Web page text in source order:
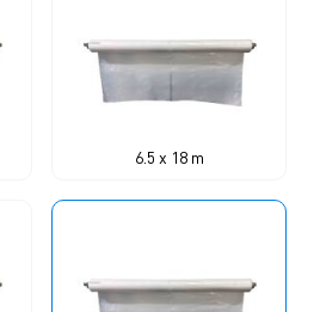
6.5 x 18 m